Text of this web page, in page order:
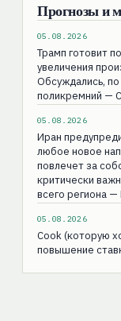
Прогнозы и
05.08.2026
Трамп готовит
увеличения
Обсуждались,
поликремний —
05.08.2026
Иран
любое новое
повлечет за
критически
всего региона —
05.08.2026
Cook (которую
повышение